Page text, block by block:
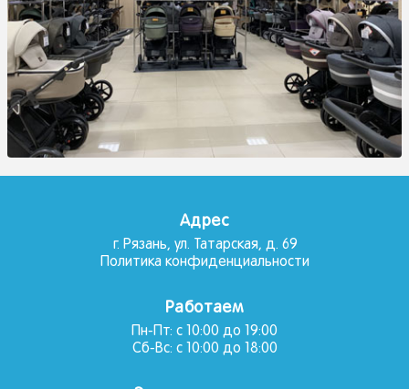
Адрес
г. Рязань, ул. Татарская, д. 69
Политика конфиденциальности
Работаем
Пн-Пт: с 10:00 до 19:00
Сб-Вс: с 10:00 до 18:00